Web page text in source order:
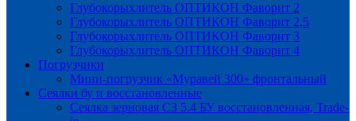
Глубокорыхлитель ОПТИКОН Фаворит 2
Глубокорыхлитель ОПТИКОН Фаворит 2,5
Глубокорыхлитель ОПТИКОН Фаворит 3
Глубокорыхлитель ОПТИКОН Фаворит 4
Погрузчики
Мини-погрузчик «Муравей 300» фронтальный
Сеялки бу и восстановленные
Сеялка зерновая СЗ 5.4 БУ восстановленная, Trade-